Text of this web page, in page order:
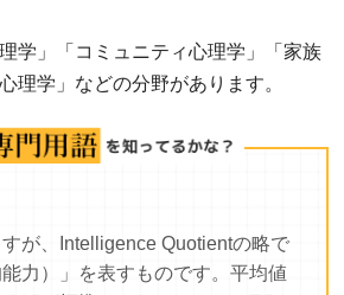
学」「コミュニティ心理学」「家族
理学」などの分野があります。
が、Intelligence Quotientの略で
能力）」を表すものです。平均値